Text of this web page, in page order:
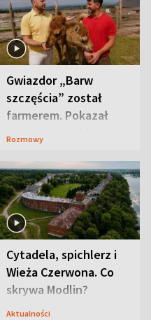
Gwiazdor „Barw
szczęścia” został
farmerem. Pokazał
swoje niezwykłe
Rozmowy
Cytadela, spichlerz i
Wieża Czerwona. Co
skrywa Modlin?
Aktualności